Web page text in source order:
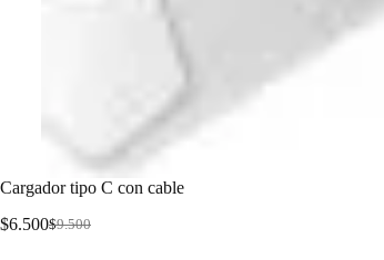
Cargador tipo C con cable
$9.500
$6.500